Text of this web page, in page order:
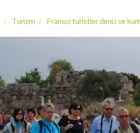
Turizm Fransız turistler deniz ve